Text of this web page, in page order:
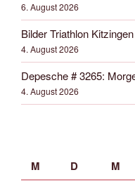
6. August 2026
Bilder Triathlon
4. August 2026
Depesche # 3265:
4. August 2026
M D M